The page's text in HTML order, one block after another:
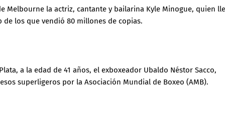
Melbourne la actriz, cantante y bailarina Kyle Minogue, quien
los que vendió 80 millones de copias.
a la edad de 41 años, el exboxeador Ubaldo Néstor Sacco,
superligeros por la Asociación Mundial de Boxeo (AMB).